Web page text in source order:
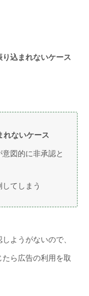
込まれないケース
れないケース
図的に非承認と
てしまう
ようがないので、
ら広告の利用を取